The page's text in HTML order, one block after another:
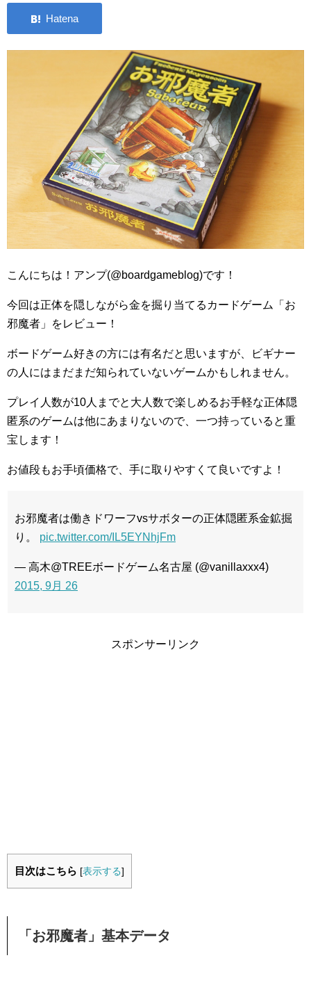
こんにちは！アンプ(@boardgameblog)です！
今回は正体を隠しながら金を掘り当てるカードゲーム「お
邪魔者」をレビュー！
ボードゲーム好きの方には有名だと思いますが、ビギナー
の人にはまだまだ知られていないゲームかもしれません。
プレイ人数が10人までと大人数で楽しめるお手軽な正体隠
匿系のゲームは他にあまりないので、一つ持っていると重
宝します！
お値段もお手頃価格で、手に取りやすくて良いですよ！
お邪魔者は働きドワーフvsサボターの正体隠匿系金鉱掘
り。 pic.twitter.com/IL5EYNhjFm
— 高木@TREEボードゲーム名古屋 (@vanillaxxx4)
2015, 9月 26
スポンサーリンク
目次はこちら [表示する]
「お邪魔者」基本データ